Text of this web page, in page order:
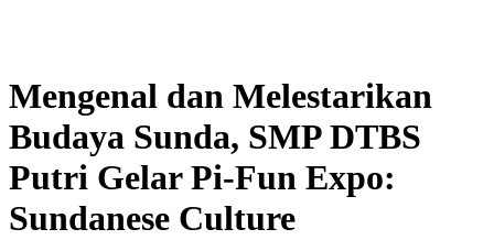
Mengenal dan Melestarikan
Budaya Sunda, SMP DTBS
Putri Gelar Pi-Fun Expo:
Sundanese Culture